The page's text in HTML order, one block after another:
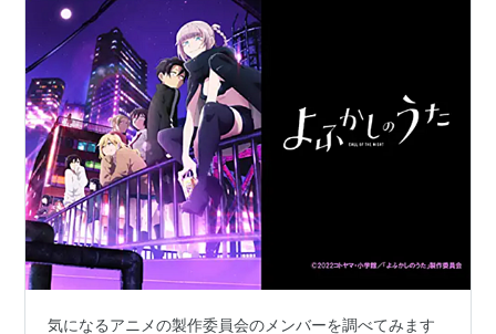
気になるアニメの製作委員会のメンバーを調べてみます